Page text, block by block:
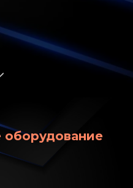
оборудование